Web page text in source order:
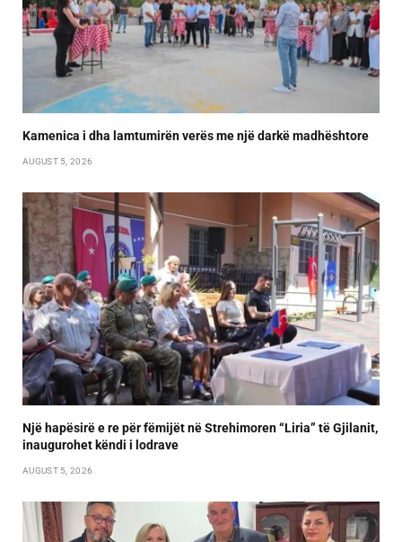
Kamenica i dha lamtumirën verës me një darkë madhështore
AUGUST 5, 2026
Një hapësirë e re për fëmijët në Strehimoren “Liria” të Gjilanit,
inaugurohet këndi i lodrave
AUGUST 5, 2026